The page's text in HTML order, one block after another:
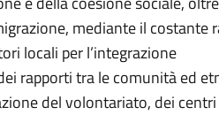
mediante il costante
locali per l’integrazione
rapporti tra le comunità ed
del volontariato, dei